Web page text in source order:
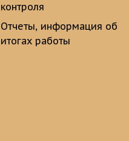
контроля
Отчеты, информация об
итогах работы